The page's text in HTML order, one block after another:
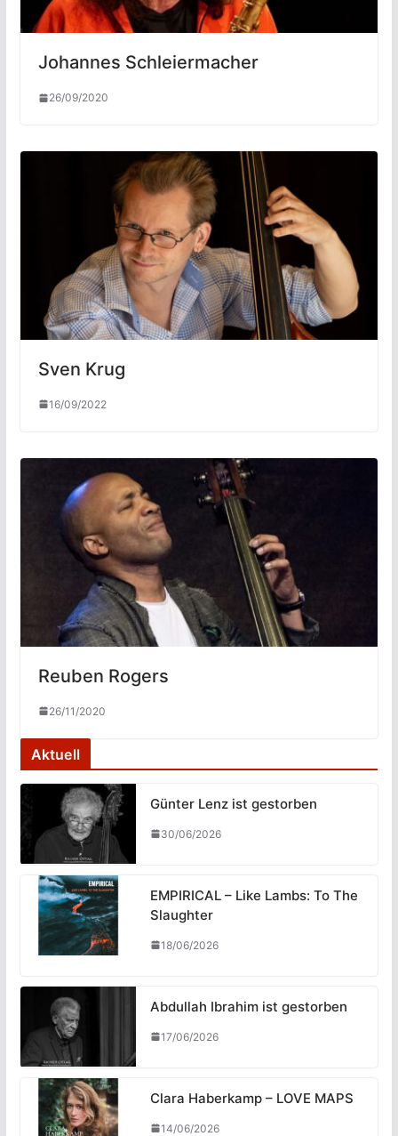
Johannes Schleiermacher
26/09/2020
Sven Krug
16/09/2022
Reuben Rogers
26/11/2020
Aktuell
Günter Lenz ist gestorben
30/06/2026
EMPIRICAL – Like Lambs: To The
Slaughter
18/06/2026
Abdullah Ibrahim ist gestorben
17/06/2026
Clara Haberkamp – LOVE MAPS
14/06/2026